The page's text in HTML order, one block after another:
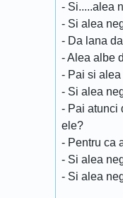
- Si.....alea
- Si alea
- Da lana
- Alea albe
- Pai si
- Si alea
- Pai atunci
ele?
- Pentru ca
- Si alea
- Si alea